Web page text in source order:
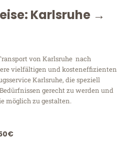
Karlsruhe →
von Karlsruhe nach
vielfältigen und kosteneffizienten
Karlsruhe, die speziell
gerecht zu werden und
möglich zu gestalten.